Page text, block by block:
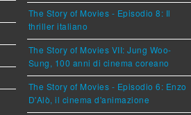
The Story of Movies - Episodio 8: Il
thriller italiano
The Story of Movies VII: Jung Woo-
Sung, 100 anni di cinema coreano
The Story of Movies - Episodio 6: Enzo
D'Alò, il cinema d'animazione